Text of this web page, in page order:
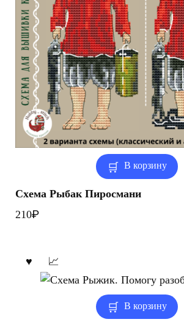
В корзину
Схема Рыбак Пиросмани
210₽
В корзину